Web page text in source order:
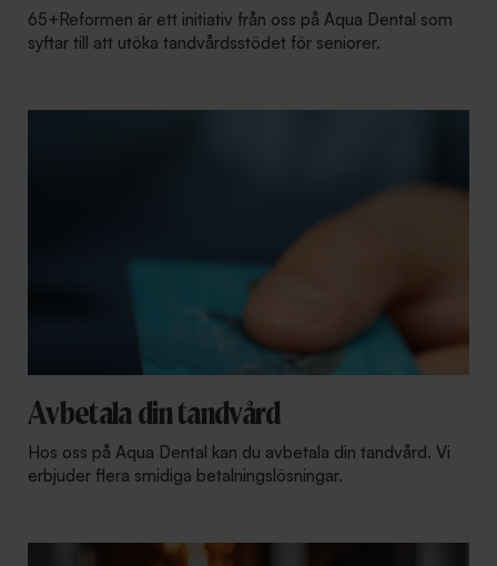
65+Reformen är ett initiativ från oss på Aqua Dental som
syftar till att utöka tandvårdsstödet för seniorer.
Avbetala din tandvård
Hos oss på Aqua Dental kan du avbetala din tandvård. Vi
erbjuder flera smidiga betalningslösningar.